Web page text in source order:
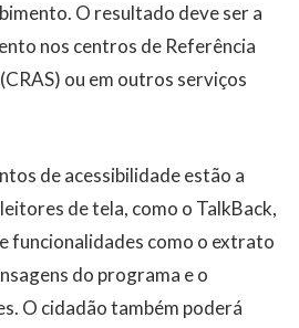
O resultado deve ser a
nos centros de Referência
ou em outros serviços
de acessibilidade estão a
de tela, como o TalkBack,
funcionalidades como o extrato
do programa e o
O cidadão também poderá